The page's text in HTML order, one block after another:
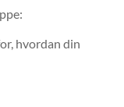
hvordan din